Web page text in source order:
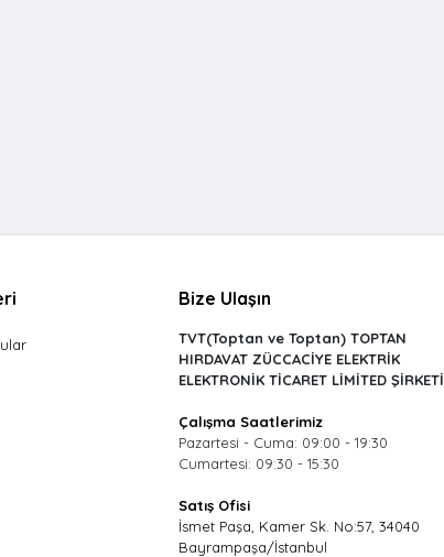
Bize Ulaşın
TVT(Toptan ve Toptan) TOPTAN
HIRDAVAT ZÜCCACİYE ELEKTRİK
ELEKTRONİK TİCARET LİMİTED ŞİRKETİ
Çalışma Saatlerimiz
Pazartesi - Cuma: 09:00 - 19:30
Cumartesi: 09:30 - 15:30
Satış Ofisi
İsmet Paşa, Kamer Sk. No:57, 34040
Bayrampaşa/İstanbul